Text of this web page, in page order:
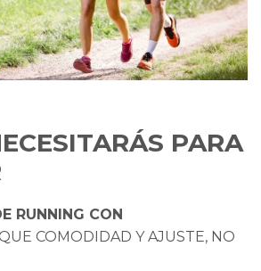
PARA
RUNNING CON
COMODIDAD Y AJUSTE, NO